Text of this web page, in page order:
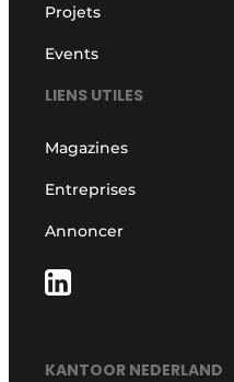
Projets
Events
LIENS UTILES
Magazines
Entreprises
Annoncer
KANTOOR NEDERLAND